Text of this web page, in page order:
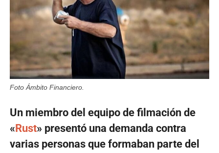
Foto Ámbito Financiero.
Un miembro del equipo de filmación de
«Rust» presentó una demanda contra
varias personas que formaban parte del